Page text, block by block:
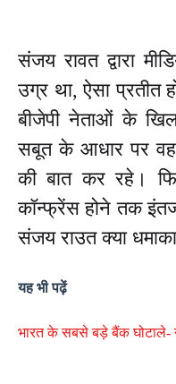
संजय रावत द्वारा
उग्र था, ऐसा प्रतीत
बीजेपी नेताओं के
सबूत के आधार पर
की बात कर रहे।
कॉन्फ्रेंस होने तक
संजय राउत क्या
यह भी पढ़ें
भारत के सबसे बड़े बैंक घोटाले-